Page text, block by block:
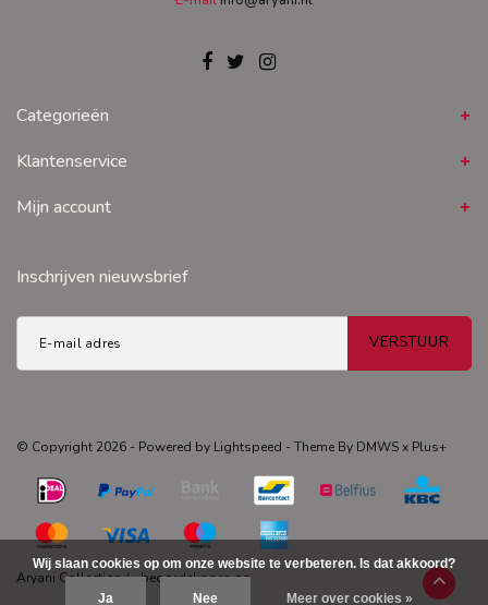
Categorieën
Klantenservice
Mijn account
Inschrijven nieuwsbrief
VERSTUUR
© Copyright 2026 - Powered by Lightspeed - Theme By DMWSx Plus+
Aryani Collection/-beoordelingen op
Wij slaan cookies op om onze website te verbeteren. Is dat akkoord?
Ja Nee Meer over cookies »